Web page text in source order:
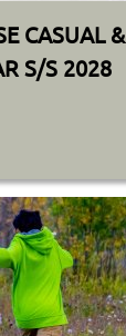
CASUAL &
S/S 2028